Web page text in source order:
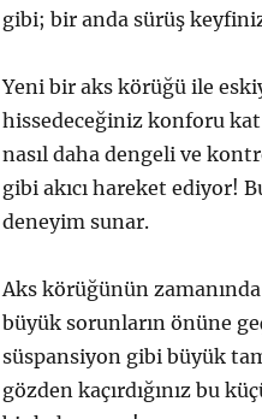
gibi; bir anda sürüş
Yeni bir aks körüğü ile
hissedeceğiniz konforu kat
nasıl daha dengeli ve
gibi akıcı hareket ediyor!
deneyim sunar.
Aks körüğünün
büyük sorunların önüne
süspansiyon gibi büyük
gözden kaçırdığınız bu